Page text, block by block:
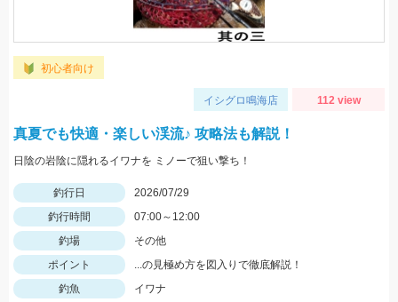
初心者向け
イシグロ鳴海店 112 view
真夏でも快適・楽しい渓流♪ 攻略法も解説！
日陰の岩陰に隠れるイワナを ミノーで狙い撃ち！
釣行日
2026/07/29
釣行時間
07:00～12:00
釣場
その他
ポイント
...の見極め方を図入りで徹底解説！
釣魚
イワナ